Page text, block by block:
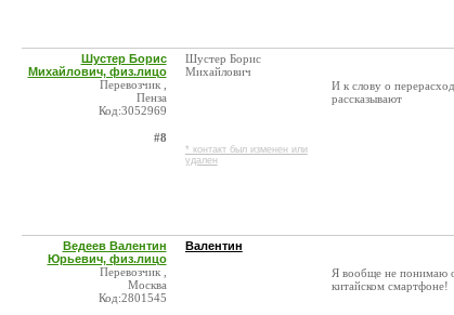
Шустер Борис
Михайлович, физ.лицо
Перевозчик ,
Пенза
Код:3052969
#8
Шустер Борис
Михайлович
* контакт был изменен или
удален
И к слову о
рассказывают
Ведеев Валентин
Юрьевич, физ.лицо
Перевозчик ,
Москва
Код:2801545
Валентин
Я вообще не понимаю
китайском смартфоне!